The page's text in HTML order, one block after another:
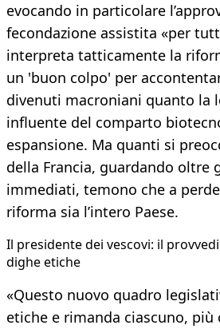
evocando in particolare
fecondazione assistita «per
interpreta tatticamente la
un 'buon colpo' per
divenuti macroniani quanto la
influente del comparto
espansione. Ma quanti si
della Francia, guardando oltre
immediati, temono che a
riforma sia l’intero Paese.
Il presidente dei vescovi: il
dighe etiche
«Questo nuovo quadro
etiche e rimanda ciascuno,